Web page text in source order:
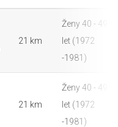
21 km
Ženy 40 - 49
let (1972
-1981)
21 km
Ženy 40 - 49
let (1972
-1981)